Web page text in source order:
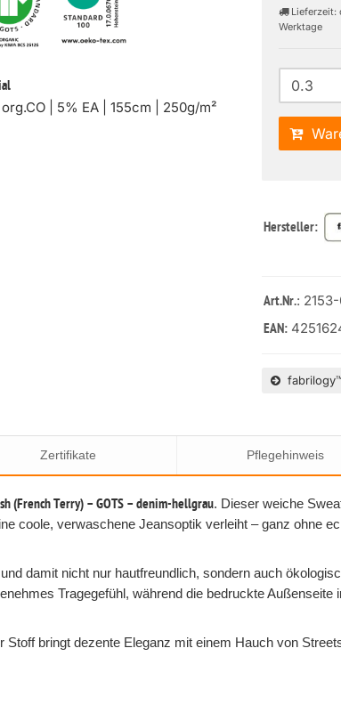
| 5% EA | 155cm | 250g/m²
Lieferzeit:
Werktage
Hersteller:
Art.Nr.:
EAN:
Zertifikate Pflegehinweis
(French Terry) – GOTS – denim-hellgrau. Dieser weiche
coole, verwaschene Jeansoptik verleiht – ganz ohne
und damit nicht nur hautfreundlich, sondern auch
Tragegefühl, während die bedruckte Außenseite
bringt dezente Eleganz mit einem Hauch von